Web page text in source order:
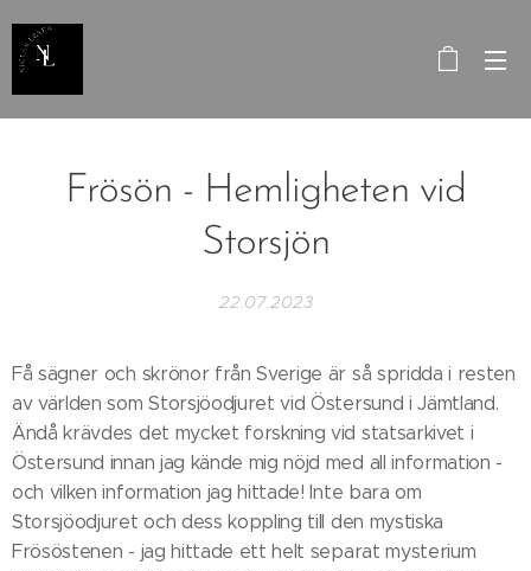
Frösön - Hemligheten vid
Storsjön
22.07.2023
Få sägner och skrönor från Sverige är så spridda i resten
av världen som Storsjöodjuret vid Östersund i Jämtland.
Ändå krävdes det mycket forskning vid statsarkivet i
Östersund innan jag kände mig nöjd med all information -
och vilken information jag hittade! Inte bara om
Storsjöodjuret och dess koppling till den mystiska
Frösöstenen - jag hittade ett helt separat mysterium